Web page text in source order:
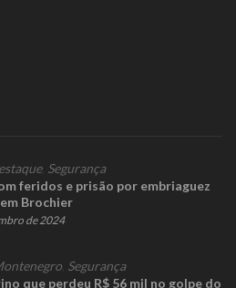
, Segurança
feridos e prisão por embriaguez
Brochier
de 2024
Segurança
que perdeu R$ 56 mil no golpe do